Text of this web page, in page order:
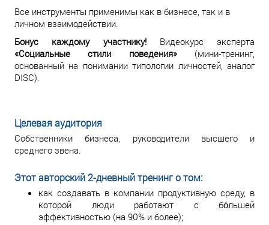
Все инструменты применимы как в бизнесе, так и в
личном взаимодействии.
Бонус каждому участнику!Видеокурс эксперта
«Социальные стили поведения»(мини-тренинг,
основанный на понимании типологии личностей, аналог
DISC).
Целевая аудитория
Собственники бизнеса, руководители высшего и
среднего звена.
Этот авторский 2-дневный тренинг о том:
как создавать в компании продуктивную среду, в
которой люди работают с бо́льшей
эффективностью (на 90% и более);